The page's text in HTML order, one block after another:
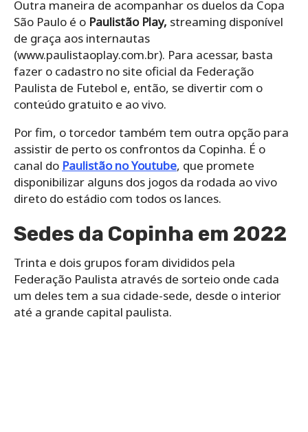
Outra maneira de acompanhar os duelos da Copa
São Paulo é o Paulistão Play, streaming disponível
de graça aos internautas
(www.paulistaoplay.com.br). Para acessar, basta
fazer o cadastro no site oficial da Federação
Paulista de Futebol e, então, se divertir com o
conteúdo gratuito e ao vivo.
Por fim, o torcedor também tem outra opção para
assistir de perto os confrontos da Copinha. É o
canal do Paulistão noYoutube, que promete
disponibilizar alguns dos jogos da rodada ao vivo
direto do estádio com todos os lances.
Sedes da Copinha em 2022
Trinta e dois grupos foram divididos pela
Federação Paulista através de sorteio onde cada
um deles tem a sua cidade-sede, desde o interior
até a grande capital paulista.